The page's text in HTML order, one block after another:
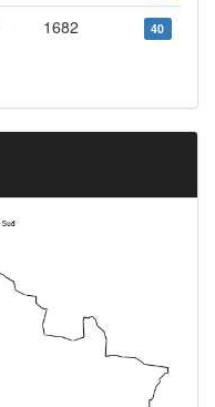
1682 40